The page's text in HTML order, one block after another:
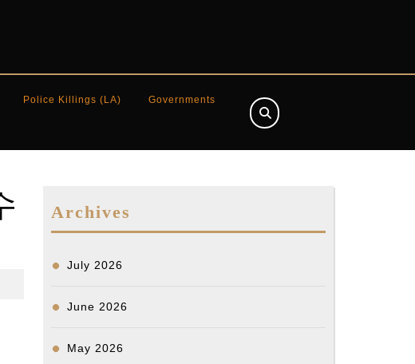
Police Killings (LA) Governments
Archives
July 2026
June 2026
May 2026